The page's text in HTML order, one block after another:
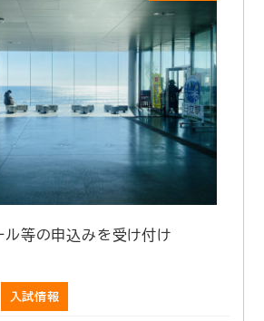
ル等の申込みを受け付け
入試情報